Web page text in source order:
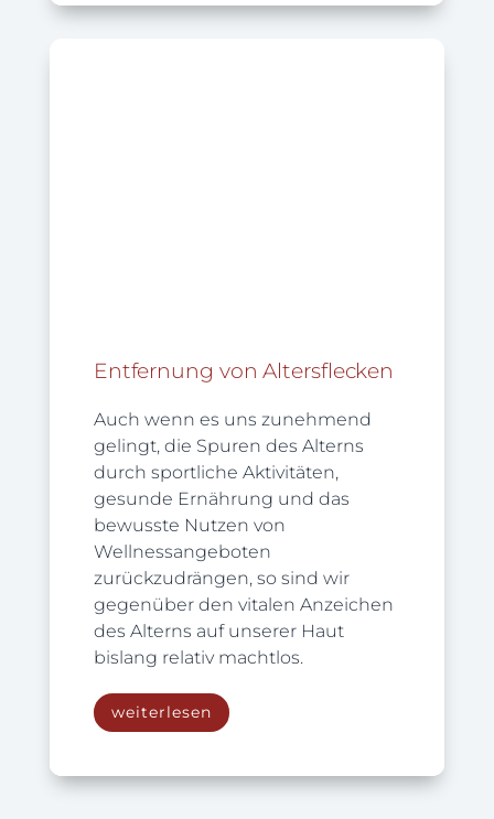
Entfernung von Altersflecken
Auch wenn es uns zunehmend
gelingt, die Spuren des Alterns
durch sportliche Aktivitäten,
gesunde Ernährung und das
bewusste Nutzen von
Wellnessangeboten
zurückzudrängen, so sind wir
gegenüber den vitalen Anzeichen
des Alterns auf unserer Haut
bislang relativ machtlos.
weiterlesen